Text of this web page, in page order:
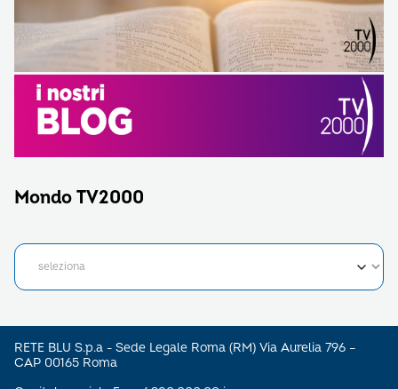
Mondo TV2000
RETE BLU S.p.a - Sede Legale Roma (RM) Via Aurelia 796 –
CAP 00165 Roma